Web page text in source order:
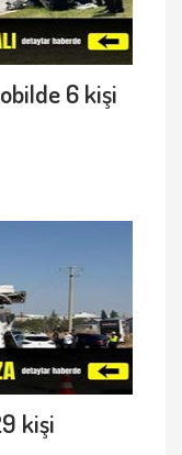
6 kişi
kişi